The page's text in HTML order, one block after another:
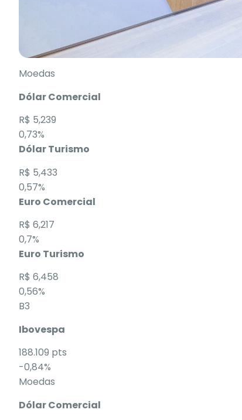
Moedas
Dólar Comercial
R$ 5,239
0,73%
Dólar Turismo
R$ 5,433
0,57%
Euro Comercial
R$ 6,217
0,7%
Euro Turismo
R$ 6,458
0,56%
B3
Ibovespa
188.109 pts
-0,84%
Moedas
Dólar Comercial